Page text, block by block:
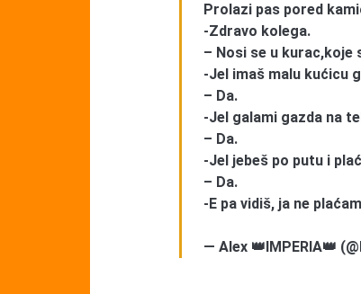
Prolazi pas pored
-Zdravo kolega.
– Nosi se u kurac,koje
-Jel imaš malu kućicu
– Da.
-Jel galami gazda na
– Da.
-Jel jebeš po putu i
– Da.
-E pa vidiš, ja ne
— Alex 👑IMPERIA👑